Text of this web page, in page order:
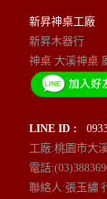
新昇神桌工廠
新昇木器行
神桌 大溪神桌
LINE ID :
工廠:桃園市大
電話
聯絡人:張玉繡